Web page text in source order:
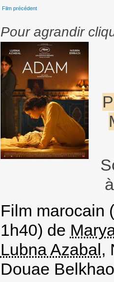
Film précédent
Pour agrandir
Film marocain
1h40) de
Lubna Azabal ,
Douae